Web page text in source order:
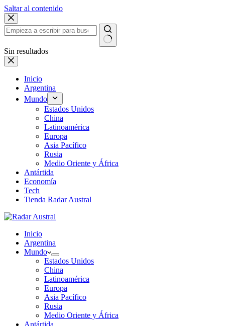
Saltar al contenido
Sin resultados
Inicio
Argentina
Mundo
Estados Unidos
China
Latinoamérica
Europa
Asia Pacífico
Rusia
Medio Oriente y África
Antártida
Economía
Tech
Tienda Radar Austral
Inicio
Argentina
Mundo
Estados Unidos
China
Latinoamérica
Europa
Asia Pacífico
Rusia
Medio Oriente y África
Antártida